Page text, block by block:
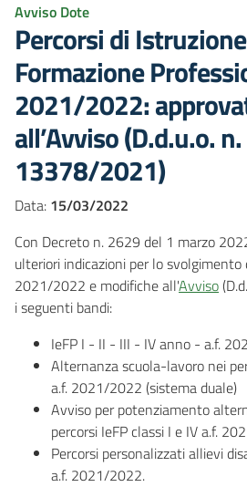
Avviso Dote
Percorsi di
Formazione
2021/2022:
all’Avviso (D.d.u.o. n.
13378/2021)
Data: 15/03/2022
Con Decreto n. 2629 del 1 marzo
ulteriori indicazioni per lo
2021/2022 e modifiche all'Avviso
i seguenti bandi:
IeFP I - II - III - IV anno - a.f.
Alternanza scuola-lavoro nei
a.f. 2021/2022 (sistema duale)
Avviso per potenziamento
percorsi IeFP classi I e IV a.f.
Percorsi personalizzati allievi
a.f. 2021/2022.